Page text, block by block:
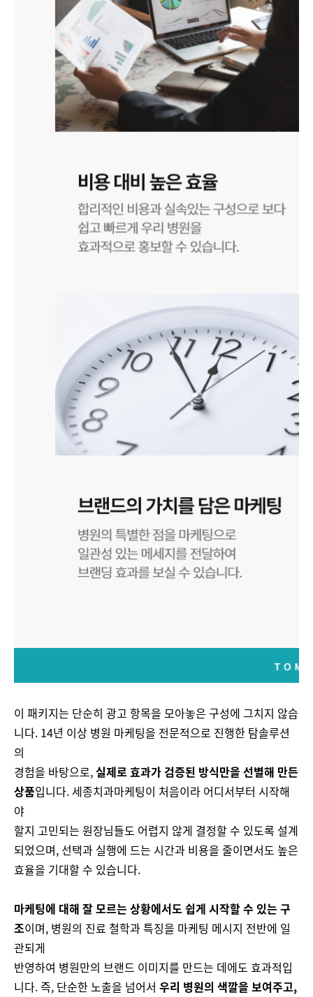
이 패키지는 단순히 광고 항목을 모아놓은 구성에 그치지 않습
니다. 14년 이상 병원 마케팅을 전문적으로 진행한 탐솔루션
의
경험을 바탕으로,실제로 효과가 검증된 방식만을 선별해 만든
상품입니다. 세종치과마케팅이 처음이라 어디서부터 시작해
야
할지 고민되는 원장님들도 어렵지 않게 결정할 수 있도록 설계
되었으며, 선택과 실행에 드는 시간과 비용을 줄이면서도 높은
효율을 기대할 수 있습니다.
마케팅에 대해 잘 모르는 상황에서도 쉽게 시작할 수 있는 구
조이며, 병원의 진료 철학과 특징을 마케팅 메시지 전반에 일
관되게
반영하여 병원만의 브랜드 이미지를 만드는 데에도 효과적입
니다. 즉, 단순한 노출을 넘어서 우리 병원의 색깔을 보여주고,